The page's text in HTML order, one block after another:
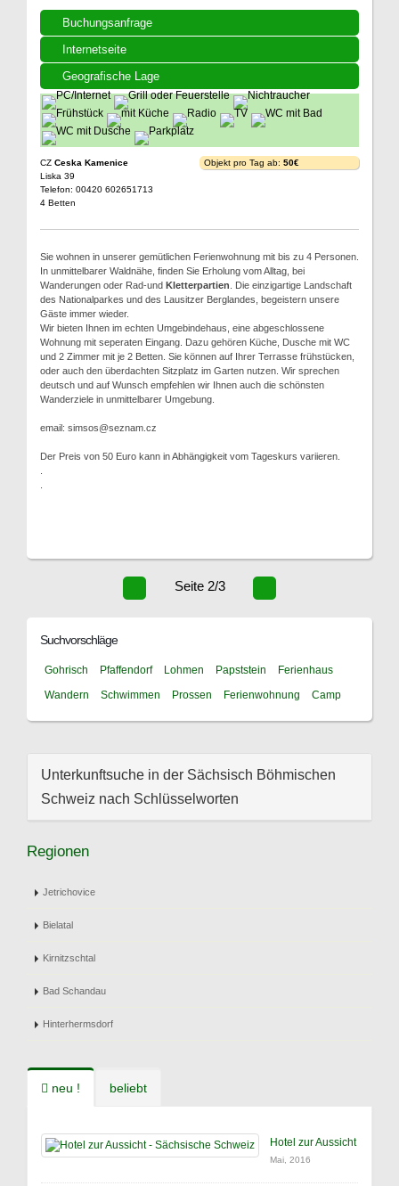
Buchungsanfrage
Internetseite
Geografische Lage
CZ Ceska Kamenice
Liska 39
Telefon: 00420 602651713
4 Betten
Objekt pro Tag ab: 50€
Sie wohnen in unserer gemütlichen Ferienwohnung mit bis zu 4 Personen.
In unmittelbarer Waldnähe, finden Sie Erholung vom Alltag, bei
Wanderungen oder Rad-und Kletterpartien . Die einzigartige Landschaft
des Nationalparkes und des Lausitzer Berglandes, begeistern unsere
Gäste immer wieder.
Wir bieten Ihnen im echten Umgebindehaus, eine abgeschlossene
Wohnung mit seperaten Eingang. Dazu gehören Küche, Dusche mit WC
und 2 Zimmer mit je 2 Betten. Sie können auf Ihrer Terrasse frühstücken,
oder auch den überdachten Sitzplatz im Garten nutzen. Wir sprechen
deutsch und auf Wunsch empfehlen wir Ihnen auch die schönsten
Wanderziele in unmittelbarer Umgebung.
email: simsos@seznam.cz
Der Preis von 50 Euro kann in Abhängigkeit vom Tageskurs variieren.
Seite 2/3
Suchvorschläge
Gohrisch Pfaffendorf Lohmen Papststein
Ferienhaus
Wandern
Schwimmen Prossen Ferienwohnung Camp
Unterkunftsuche in der Sächsisch Böhmischen
Schweiz nach Schlüsselworten
Regionen
Jetrichovice
Bielatal
Kirnitzschtal
Bad Schandau
Hinterhermsdorf
neu ! beliebt
Hotel zur Aussicht
Mai, 2016